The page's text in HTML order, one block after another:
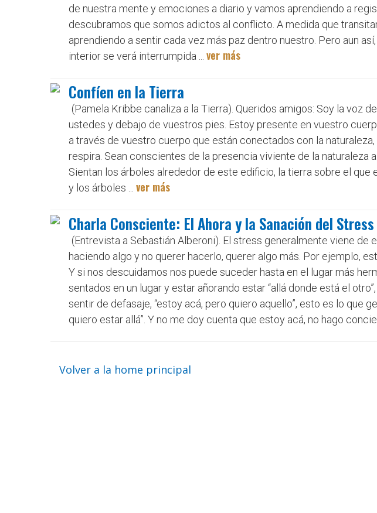
de nuestra mente y emociones a diario y vamos aprendiendo a
descubramos que somos adictos al conflicto. A medida que
aprendiendo a sentir cada vez más paz dentro nuestro. Pero aun
interior se verá interrumpida ... ver más
Confíen en la Tierra
(Pamela Kribbe canaliza a la Tierra). Queridos amigos: Soy la voz
ustedes y debajo de vuestros pies. Estoy presente en vuestro
a través de vuestro cuerpo que están conectados con la
respira. Sean conscientes de la presencia viviente de la naturaleza
Sientan los árboles alrededor de este edificio, la tierra sobre el que
y los árboles ... ver más
Charla Consciente: El Ahora y la Sanación del Stress
(Entrevista a Sebastián Alberoni). El stress generalmente viene de
haciendo algo y no querer hacerlo, querer algo más. Por ejemplo,
Y si nos descuidamos nos puede suceder hasta en el lugar más
sentados en un lugar y estar añorando estar “allá donde está el
sentir de defasaje, “estoy acá, pero quiero aquello”, esto es lo que
quiero estar allá”. Y no me doy cuenta que estoy acá, no hago
Volver a la home principal